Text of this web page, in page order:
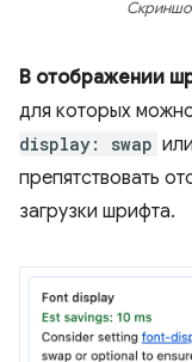
В отображении
для которых
display: swap или
препятствовать
загрузки шрифта.